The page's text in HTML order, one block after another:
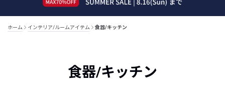
ホーム インテリア/ルームアイテム 食器/キッチン
食器/キッチン